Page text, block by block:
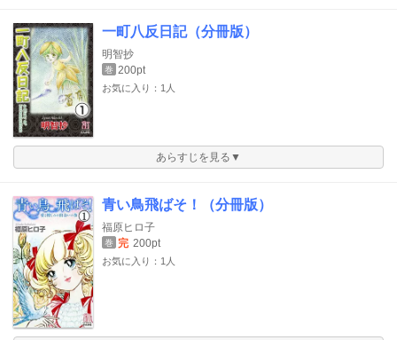
一町八反日記（分冊版）
明智抄
巻 200pt
お気に入り：1人
あらすじを見る▼
青い鳥飛ばそ！（分冊版）
福原ヒロ子
巻 完 200pt
お気に入り：1人